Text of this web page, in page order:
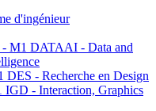
d'ingénieur
M1 DATAAI - Data and
- Recherche en Design
- Interaction, Graphics